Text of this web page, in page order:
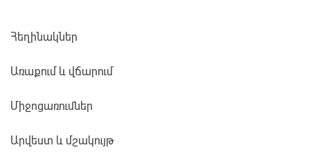
Հեղինակներ
Առաքում և վճարում
Միջոցառումներ
Արվեստ և մշակույթ